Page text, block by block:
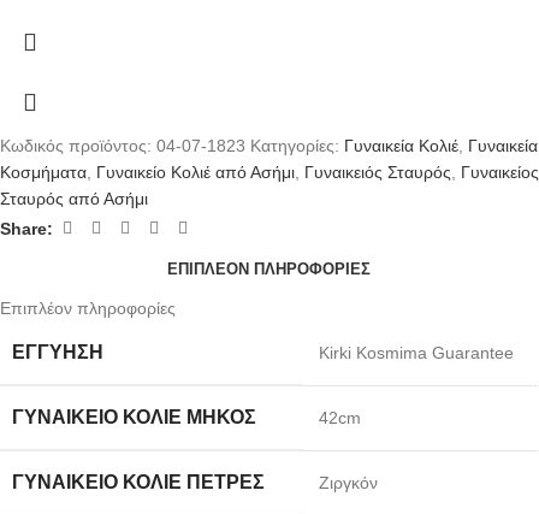
Κωδικός προϊόντος: 04-07-1823 Κατηγορίες: Γυναικεία Κολιέ Γυναικεία
Κοσμήματα Γυναικείο Κολιέ από Ασήμι Γυναικειός Σταυρός
Γυναικείος
Σταυρός από Ασήμι
Share:
ΕΠΙΠΛΈΟΝ ΠΛΗΡΟΦΟΡΊΕΣ
Επιπλέον πληροφορίες
ΕΓΓΎΗΣΗ Kirki Kosmima Guarantee
ΓΥΝΑΙΚΕΊΟ ΚΟΛΙΈ ΜΉΚΟΣ 42cm
ΓΥΝΑΙΚΕΊΟ ΚΟΛΙΈ ΠΈΤΡΕΣ Ζιργκόν